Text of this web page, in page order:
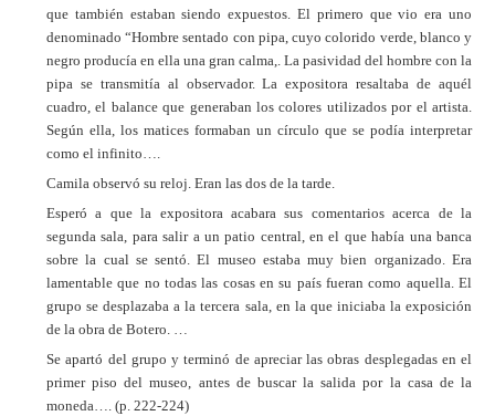
que también estaban siendo expuestos. El primero que vio era uno
denominado “Hombre sentado con pipa, cuyo colorido verde, blanco y
negro producía en ella una gran calma,. La pasividad del hombre con la
pipa se transmitía al observador. La expositora resaltaba de aquél
cuadro, el balance que generaban los colores utilizados por el artista.
Según ella, los matices formaban un círculo que se podía interpretar
como el infinito….
Camila observó su reloj. Eran las dos de la tarde.
Esperó a que la expositora acabara sus comentarios acerca de la
segunda sala, para salir a un patio central, en el que había una banca
sobre la cual se sentó. El museo estaba muy bien organizado. Era
lamentable que no todas las cosas en su país fueran como aquella. El
grupo se desplazaba a la tercera sala, en la que iniciaba la exposición
de la obra de Botero. …
Se apartó del grupo y terminó de apreciar las obras desplegadas en el
primer piso del museo, antes de buscar la salida por la casa de la
moneda…. (p. 222-224)